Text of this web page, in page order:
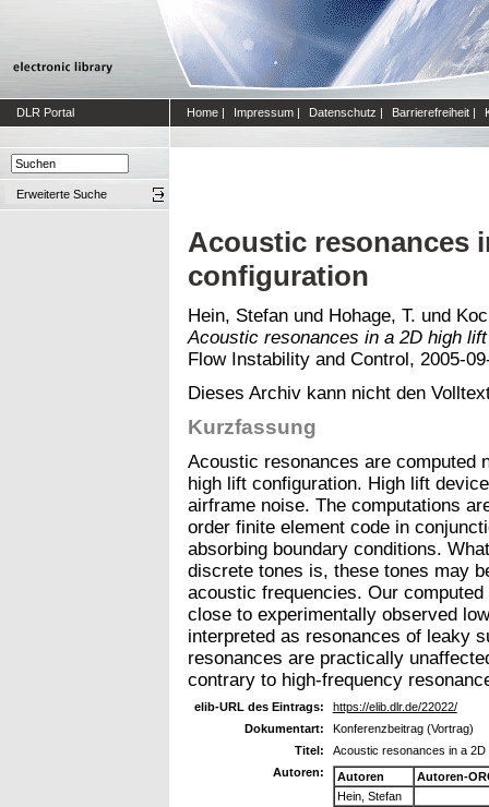
DLR Portal Home | Impressum | Datenschutz | Barrierefreiheit |
Erweiterte Suche
Acoustic resonances
configuration
Hein, Stefan und Hohage, T. und
Acoustic resonances in a 2D high
Flow Instability and Control, 2005-
Dieses Archiv kann nicht den
Kurzfassung
Acoustic resonances are computed
high lift configuration. High lift
airframe noise. The computations
order finite element code in
absorbing boundary conditions.
discrete tones is, these tones may
acoustic frequencies. Our
close to experimentally observed
interpreted as resonances of leaky
resonances are practically
contrary to high-frequency
elib-URL des Eintrags:
https://elib.dlr.de/22022/
Dokumentart:
Konferenzbeitrag (Vortrag)
Titel:
Acoustic resonances in a 2D
Autoren:
Autoren
Autoren-
Hein, Stefan